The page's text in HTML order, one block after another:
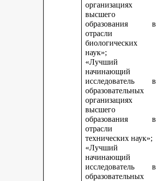
организациях
высшего
образования в
отрасли
биологических
наук»;
«Лучший
начинающий
исследователь в
образовательных
организациях
высшего
образования в
отрасли
технических наук»;
«Лучший
начинающий
исследователь в
образовательных